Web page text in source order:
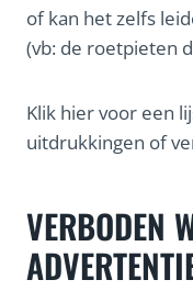
of kan het zelfs
(vb: de roetpieten
Klik hier voor een
uitdrukkingen of
VERBODEN